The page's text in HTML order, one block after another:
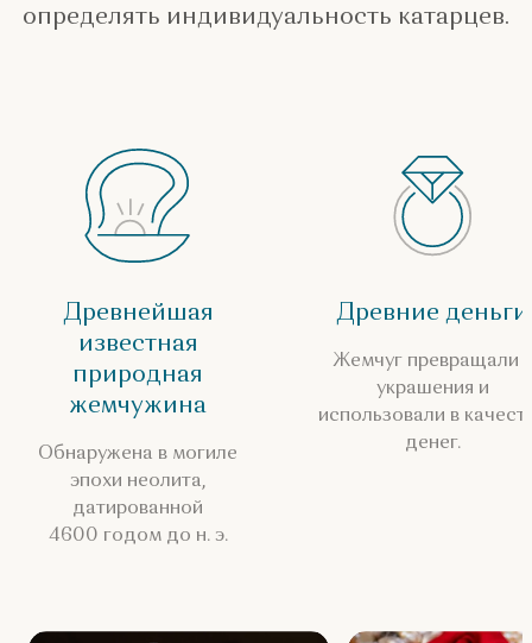
определять индивидуальность катарцев.
Древнейшая
известная
природная
жемчужина
Обнаружена в могиле
эпохи неолита,
датированной
4600 годом до н. э.
Древние деньги
Жемчуг превращали в
украшения и
использовали в
денег.